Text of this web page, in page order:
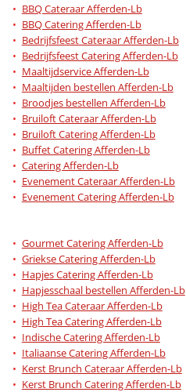
BBQ Cateraar Afferden-Lb
BBQ Catering Afferden-Lb
Bedrijfsfeest Cateraar Afferden-Lb
Bedrijfsfeest Catering Afferden-Lb
Maaltijdservice Afferden-Lb
Maaltijden bestellen Afferden-Lb
Broodjes bestellen Afferden-Lb
Bruiloft Cateraar Afferden-Lb
Bruiloft Catering Afferden-Lb
Buffet Catering Afferden-Lb
Catering Afferden-Lb
Evenement Cateraar Afferden-Lb
Evenement Catering Afferden-Lb
Gourmet Catering Afferden-Lb
Griekse Catering Afferden-Lb
Hapjes Catering Afferden-Lb
Hapjesschaal bestellen Afferden-Lb
High Tea Cateraar Afferden-Lb
High Tea Catering Afferden-Lb
Indische Catering Afferden-Lb
Italiaanse Catering Afferden-Lb
Kerst Brunch Cateraar Afferden-Lb
Kerst Brunch Catering Afferden-Lb